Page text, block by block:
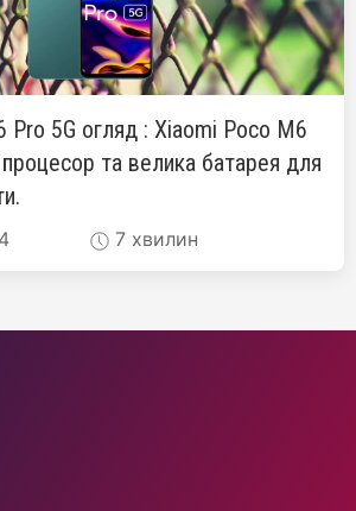
Pro 5G огляд : Xiaomi Poco M6
та велика батарея для
7 хвилин